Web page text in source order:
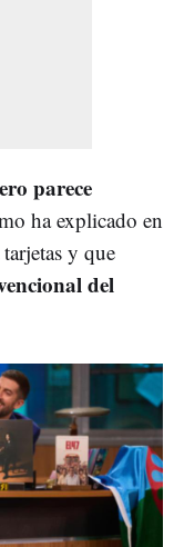
parece
ha explicado en
y que
del